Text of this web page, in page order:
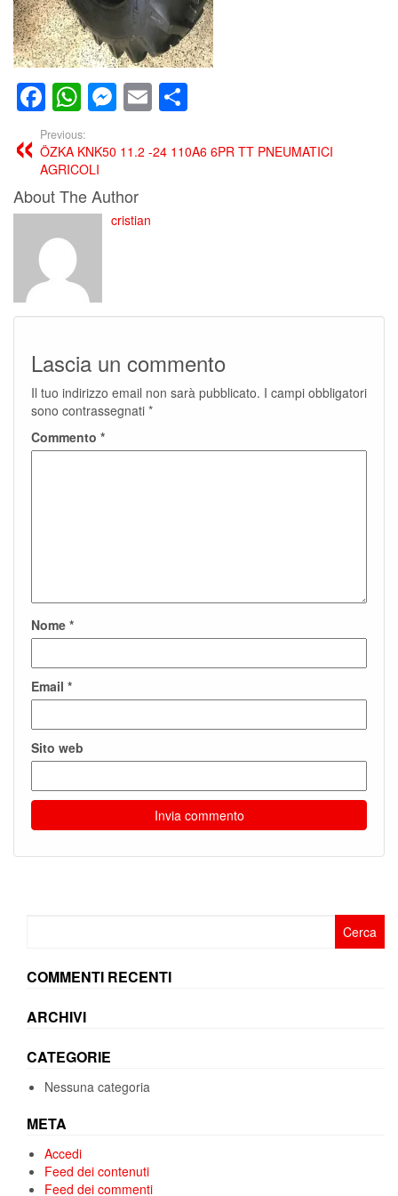
Facebook
WhatsApp
Messenger
Email
Previous:
ÖZKA KNK50 11.2 -24 110A6 6PR TT PNEUMATICI
AGRICOLI
About The Author
cristian
Lascia un commento
Il tuo indirizzo email non sarà pubblicato. I campi obbligatori
sono contrassegnati *
Commento *
Nome *
Email *
Sito web
COMMENTI RECENTI
ARCHIVI
CATEGORIE
Nessuna categoria
META
Accedi
Feed dei contenuti
Feed dei commenti